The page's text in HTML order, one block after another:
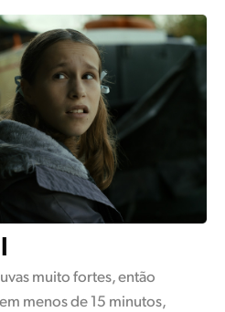
muito fortes, então
menos de 15 minutos,